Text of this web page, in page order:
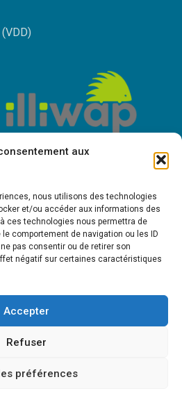
aux
nous utilisons des technologies
et/ou accéder aux informations des
ces technologies nous permettra de
comportement de navigation ou les ID
pas consentir ou de retirer son
négatif sur certaines caractéristiques
Accepter
Refuser
préférences
Victor de Cessieu !